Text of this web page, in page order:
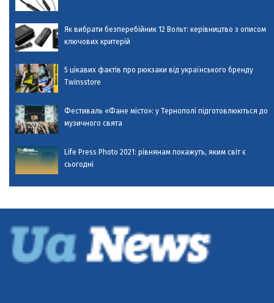
Як вибрати безперебійник 12 Вольт: керівництво з описом
ключових критерій
5 цікавих фактів про рюкзаки від українського бренду
Twinsstore
Фестиваль «Фане місто»: у Тернополі підготовлюються до
музичного свята
Life Press Photo 2021: рівнянам покажуть, яким світ є
сьогодні